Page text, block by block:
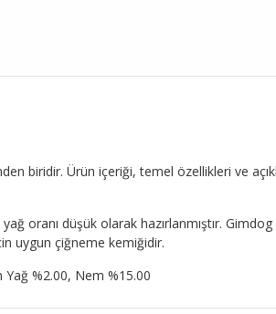
biridir. Ürün içeriği, temel özellikleri ve
oranı düşük olarak hazırlanmıştır.
uygun çiğneme kemiğidir.
Yağ %2.00, Nem %15.00